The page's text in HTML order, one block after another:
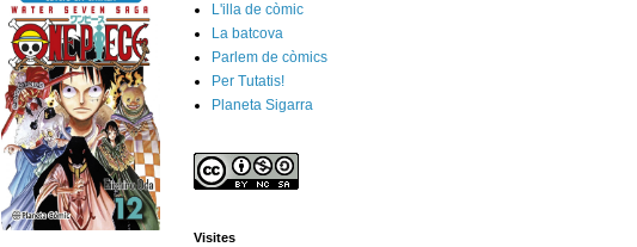
L'illa de còmic
La batcova
Parlem de còmics
Per Tutatis!
Planeta Sigarra
Visites